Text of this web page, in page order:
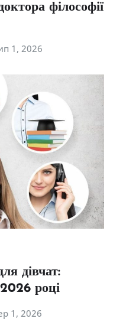
філософії
1, 2026
дівчат:
році
1, 2026